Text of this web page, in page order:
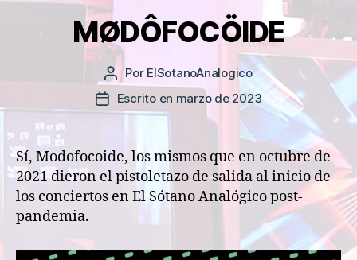
MØDÔFOCÖIDE
Autor
de
la
Por ElSotanoAnalogico
Fecha
de
entrada
Escrito en marzo de 2023
Sí, Modofocoide, los mismos que en octubre de
2021 dieron el pistoletazo de salida al inicio de
los conciertos en El Sótano Analógico post-
pandemia.